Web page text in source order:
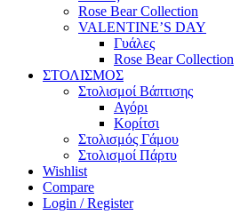
Rose Bear Collection
VALENTINE’S DAY
Γυάλες
Rose Bear Collection
ΣΤΟΛΙΣΜΟΣ
Στολισμοί Βάπτισης
Αγόρι
Κορίτσι
Στολισμός Γάμου
Στολισμοί Πάρτυ
Wishlist
Compare
Login / Register